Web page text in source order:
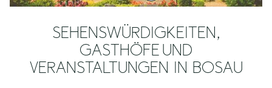
SEHENSWÜRDIGKEITEN,
GASTHÖFE UND
VERANSTALTUNGEN IN BOSAU